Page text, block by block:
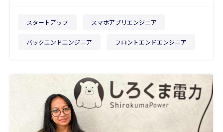
スタートアップ スマホアプリエンジニア
バックエンドエンジニア フロントエンドエンジニア